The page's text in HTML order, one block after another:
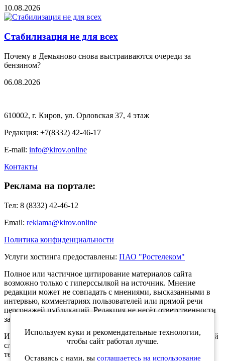
10.08.2026
Стабилизация не для всех
Почему в Демьяново снова выстраиваются очереди за
бензином?
06.08.2026
610002, г. Киров, ул. Орловская 37, 4 этаж
Редакция: +7(8332) 42-46-17
E-mail: info@kirov.online
Контакты
Реклама на портале:
Тел: 8 (8332) 42-46-12
Email: reklama@kirov.online
Политика конфиденциальности
Услуги хостинга предоставлены: ПАО "Ростелеком"
Полное или частичное цитирование материалов сайта
возможно только с гиперссылкой на источник. Мнение
редакции может не совпадать с мнениями, высказанными в
интервью, комментариях пользователей или прямой речи
персонажей публикаций. Редакция не несёт ответственности
за текст комментариев читателей.
Интернет-портал Kirov.online зарегистрирован в Федеральной
службе по надзору в сфере связи, информационных
технологий и массовых коммуникаций (Роскомнадзор) 5
Используем куки и рекомендательные технологии,
чтобы сайт работал лучше.
Оставаясь с нами, вы соглашаетесь на использование